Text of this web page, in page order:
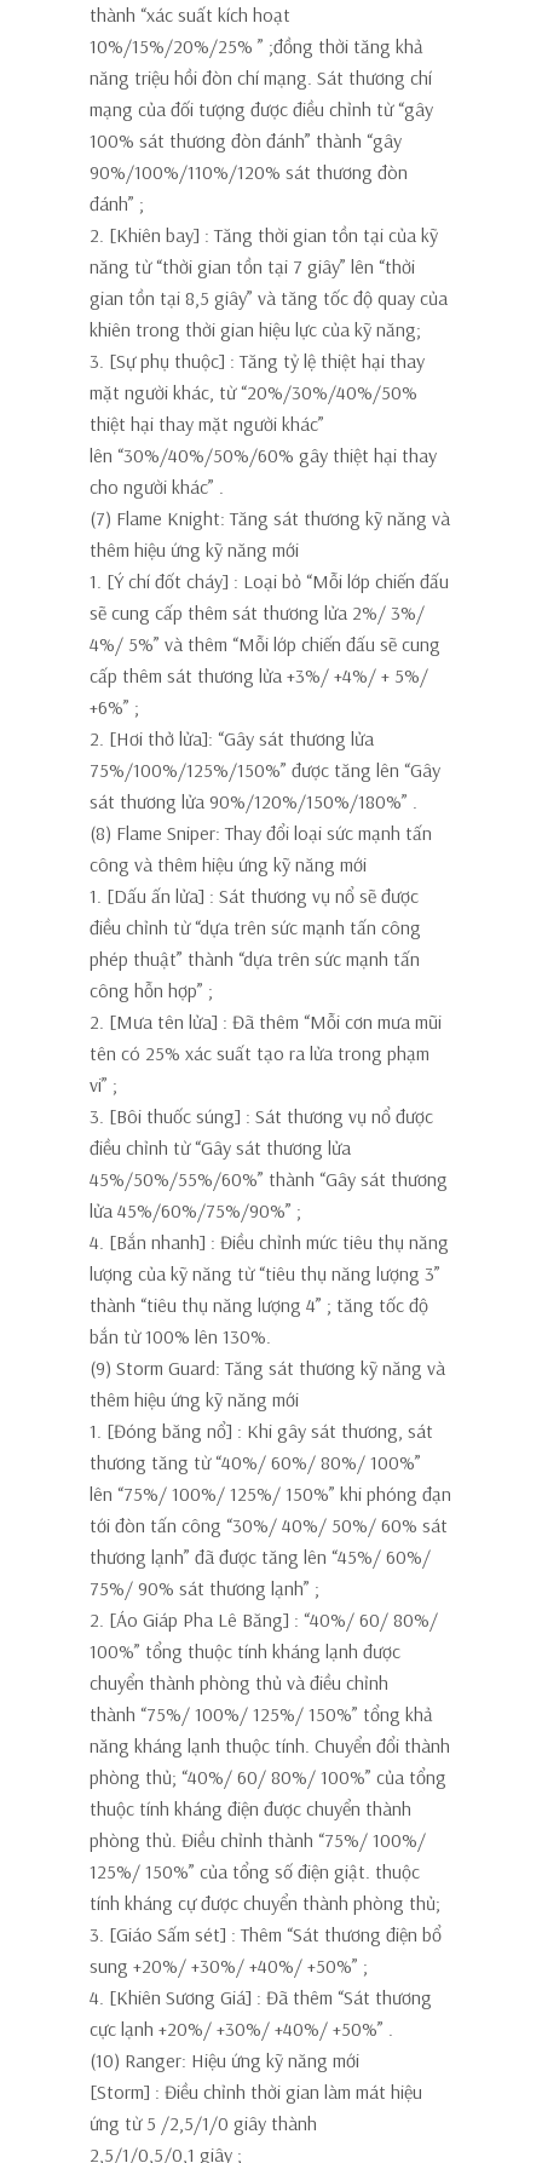
thành “xác suất kích hoạt
10%/15%/20%/25% ” ;đồng thời tăng khả
năng triệu hồi đòn chí mạng. Sát thương chí
mạng của đối tượng được điều chỉnh từ “gây
100% sát thương đòn đánh” thành “gây
90%/100%/110%/120% sát thương đòn
đánh” ;
2. [Khiên bay] : Tăng thời gian tồn tại của kỹ
năng từ “thời gian tồn tại 7 giây” lên “thời
gian tồn tại 8,5 giây” và tăng tốc độ quay của
khiên trong thời gian hiệu lực của kỹ năng;
3. [Sự phụ thuộc] : Tăng tỷ lệ thiệt hại thay
mặt người khác, từ “20%/30%/40%/50%
thiệt hại thay mặt người khác”
lên “30%/40%/50%/60% gây thiệt hại thay
cho người khác”
(7) Flame Knight: Tăng sát thương kỹ năng và
thêm hiệu ứng kỹ năng mới
1. [Ý chí đốt cháy] : Loại bỏ “Mỗi lớp chiến đấu
sẽ cung cấp thêm sát thương lửa 2%/ 3%/
4%/ 5%” và thêm “Mỗi lớp chiến đấu sẽ cung
cấp thêm sát thương lửa +3%/ +4%/ + 5%/
+6%” ;
2. [Hơi thở lửa]: “Gây sát thương lửa
75%/100%/125%/150%” được tăng lên “Gây
sát thương lửa 90%/120%/150%/180%”
(8) Flame Sniper: Thay đổi loại sức mạnh tấn
công và thêm hiệu ứng kỹ năng mới
1. [Dấu ấn lửa] : Sát thương vụ nổ sẽ được
điều chỉnh từ “dựa trên sức mạnh tấn công
phép thuật” thành “dựa trên sức mạnh tấn
công hỗn hợp” ;
2. [Mưa tên lửa] : Đã thêm “Mỗi cơn mưa mũi
tên có 25% xác suất tạo ra lửa trong phạm
vi” ;
3. [Bôi thuốc súng] : Sát thương vụ nổ được
điều chỉnh từ “Gây sát thương lửa
45%/50%/55%/60%” thành “Gây sát thương
lửa 45%/60%/75%/90%” ;
4. [Bắn nhanh] : Điều chỉnh mức tiêu thụ năng
lượng của kỹ năng từ “tiêu thụ năng lượng 3”
thành “tiêu thụ năng lượng 4” ; tăng tốc độ
bắn từ 100% lên 130%.
(9) Storm Guard: Tăng sát thương kỹ năng và
thêm hiệu ứng kỹ năng mới
1. [Đóng băng nổ] : Khi gây sát thương, sát
thương tăng từ “40%/ 60%/ 80%/ 100%”
lên “75%/ 100%/ 125%/ 150%” khi phóng đạn
tới đòn tấn công “30%/ 40%/ 50%/ 60% sát
thương lạnh” đã được tăng lên “45%/ 60%/
75%/ 90% sát thương lạnh” ;
2. [Áo Giáp Pha Lê Băng] : “40%/ 60/ 80%/
100%” tổng thuộc tính kháng lạnh được
chuyển thành phòng thủ và điều chỉnh
thành “75%/ 100%/ 125%/ 150%” tổng khả
năng kháng lạnh thuộc tính. Chuyển đổi thành
phòng thủ; “40%/ 60/ 80%/ 100%” của tổng
thuộc tính kháng điện được chuyển thành
phòng thủ. Điều chỉnh thành “75%/ 100%/
125%/ 150%” của tổng số điện giật. thuộc
tính kháng cựđược chuyển thành phòng thủ;
3. [Giáo Sấm sét] : Thêm “Sát thương điện bổ
sung +20%/ +30%/ +40%/ +50%” ;
4. [Khiên Sương Giá] : Đã thêm “Sát thương
cực lạnh +20%/ +30%/ +40%/ +50%”
(10) Ranger: Hiệu ứng kỹ năng mới
[Storm] : Điều chỉnh thời gian làm mát hiệu
ứng từ 5 /2,5/1/0 giây thành
2,5/1/0,5/0,1 giây ;